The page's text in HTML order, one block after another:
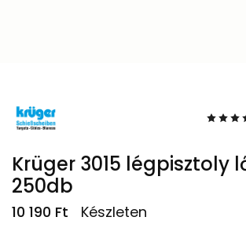
Krüger 3015 légpisztoly
250db
10 190 Ft Készleten